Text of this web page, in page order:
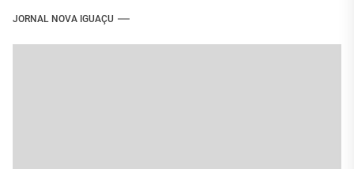
JORNAL NOVA IGUAÇU